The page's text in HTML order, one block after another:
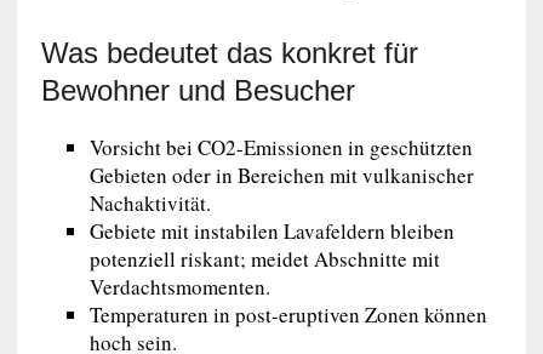
Was bedeutet das konkret für
Bewohner und Besucher
Vorsicht bei CO2-Emissionen in geschützten
Gebieten oder in Bereichen mit vulkanischer
Nachaktivität.
Gebiete mit instabilen Lavafeldern bleiben
potenziell riskant; meidet Abschnitte mit
Verdachtsmomenten.
Temperaturen in post-eruptiven Zonen können
hoch sein.